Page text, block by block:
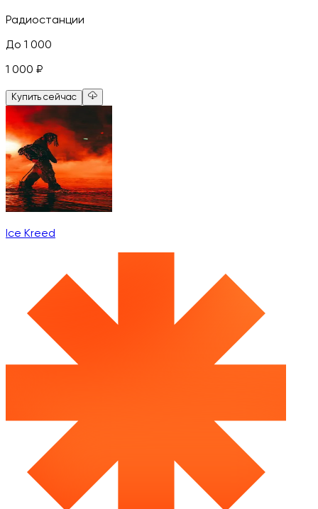
Радиостанции
До 1 000
1 000 ₽
Купить сейчас
Ice Kreed